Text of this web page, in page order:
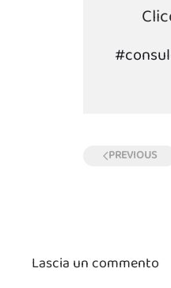
PREVIOUS
Lascia un commento